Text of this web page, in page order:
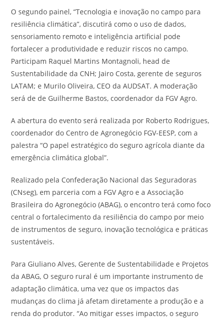
O segundo painel, “Tecnologia e inovação no campo para
resiliência climática”, discutirá como o uso de dados,
sensoriamento remoto e inteligência artificial pode
fortalecer a produtividade e reduzir riscos no campo.
Participam Raquel Martins Montagnoli, head de
Sustentabilidade da CNH; Jairo Costa, gerente de seguros
LATAM; e Murilo Oliveira, CEO da AUDSAT. A moderação
será de de Guilherme Bastos, coordenador da FGV Agro.
A abertura do evento será realizada por Roberto Rodrigues,
coordenador do Centro de Agronegócio FGV-EESP, com a
palestra “O papel estratégico do seguro agrícola diante da
emergência climática global”.
Realizado pela Confederação Nacional das Seguradoras
(CNseg), em parceria com a FGV Agro e a Associação
Brasileira do Agronegócio (ABAG), o encontro terá como foco
central o fortalecimento da resiliência do campo por meio
de instrumentos de seguro, inovação tecnológica e práticas
sustentáveis.
Para Giuliano Alves, Gerente de Sustentabilidade e Projetos
da ABAG, O seguro rural é um importante instrumento de
adaptação climática, uma vez que os impactos das
mudanças do clima já afetam diretamente a produção e a
renda do produtor. “Ao mitigar esses impactos, o seguro